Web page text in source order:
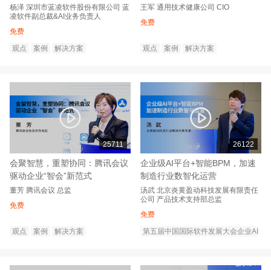
实现智能跃迁
杨泽 深圳市蓝凌软件股份有限公司 蓝
凌软件副总裁&AI业务负责人
免费
观点
案例 解决方案
王军 通用技术健康公司 CIO
免费
观点 案例 解决方案
25711
会聚智慧，重塑协同：腾讯会议
驱动企业“智会”新范式
董芳 腾讯会议 总监
免费
观点 案例 解决方案
26122
企业级AI平台+智能BPM，加速
制造行业数智化运营
汤武 北京炎黄盈动科技发展有限责任
公司 产品技术支持部总监
免费
第五届中国国际软件发展大会企业AI